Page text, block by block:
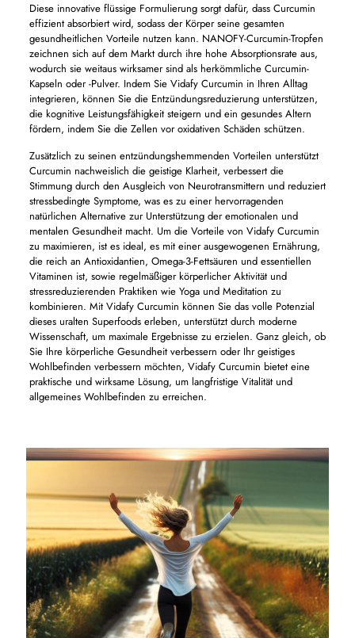
Diese innovative flüssige Formulierung sorgt dafür, dass Curcumin
effizient absorbiert wird, sodass der Körper seine gesamten
gesundheitlichen Vorteile nutzen kann. NANOFY-Curcumin-Tropfen
zeichnen sich auf dem Markt durch ihre hohe Absorptionsrate aus,
wodurch sie weitaus wirksamer sind als herkömmliche Curcumin-
Kapseln oder -Pulver. Indem Sie Vidafy Curcumin in Ihren Alltag
integrieren, können Sie die Entzündungsreduzierung unterstützen,
die kognitive Leistungsfähigkeit steigern und ein gesundes Altern
fördern, indem Sie die Zellen vor oxidativen Schäden schützen.
Zusätzlich zu seinen entzündungshemmenden Vorteilen unterstützt
Curcumin nachweislich die geistige Klarheit, verbessert die
Stimmung durch den Ausgleich von Neurotransmittern und reduziert
stressbedingte Symptome, was es zu einer hervorragenden
natürlichen Alternative zur Unterstützung der emotionalen und
mentalen Gesundheit macht. Um die Vorteile von Vidafy Curcumin
zu maximieren, ist es ideal, es mit einer ausgewogenen Ernährung,
die reich an Antioxidantien, Omega-3-Fettsäuren und essentiellen
Vitaminen ist, sowie regelmäßiger körperlicher Aktivität und
stressreduzierenden Praktiken wie Yoga und Meditation zu
kombinieren. Mit Vidafy Curcumin können Sie das volle Potenzial
dieses uralten Superfoods erleben, unterstützt durch moderne
Wissenschaft, um maximale Ergebnisse zu erzielen. Ganz gleich, ob
Sie Ihre körperliche Gesundheit verbessern oder Ihr geistiges
Wohlbefinden verbessern möchten, Vidafy Curcumin bietet eine
praktische und wirksame Lösung, um langfristige Vitalität und
allgemeines Wohlbefinden zu erreichen.